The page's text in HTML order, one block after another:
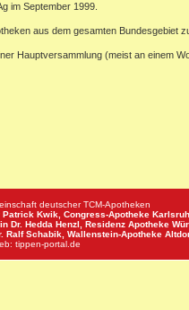
im September 1999.
aus dem gesamten Bundesgebiet
Hauptversammlung (meist an einem
deutscher TCM-Apotheken
Patrick Kwik, Congress-Apotheke
Dr. Hedda Henzl, Residenz Apotheke
Ralf Schabik, Wallenstein-Apotheke
tippen-portal.de